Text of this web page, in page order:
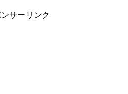
サーリンク